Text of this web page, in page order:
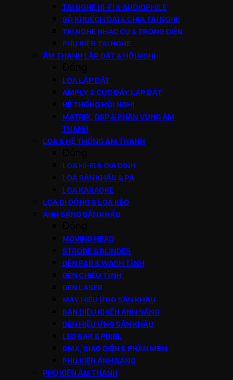
TAI NGHE HI-FI & AUDIOPHILE
BỘ KHUẾCH ĐẠI & CHIA TAI NGHE
TAI NGHE NHẠC CỤ & TRỐNG ĐIỆN
PHỤ KIỆN TAI NGHE
ÂM THANH LẮP ĐẶT & HỘI NGHỊ
LOA LẮP ĐẶT
AMPLY & CỤC ĐẨY LẮP ĐẶT
HỆ THỐNG HỘI NGHỊ
MATRIX, DSP & PHÂN VÙNG ÂM
THANH
LOA & HỆ THỐNG ÂM THANH
LOA HI-FI & GIA ĐÌNH
LOA SÂN KHẤU & PA
LOA KARAOKE
LOA DI ĐỘNG & LOA KÉO
ÁNH SÁNG SÂN KHẤU
MOVING HEAD
STROBE & BLINDER
ĐÈN PAR & WASH TĨNH
ĐÈN CHIẾU TĨNH
ĐÈN LASER
MÁY HIỆU ỨNG SÂN KHẤU
BÀN ĐIỀU KHIỂN ÁNH SÁNG
ĐÈN HIỆU ỨNG SÂN KHẤU
LED BAR & PIXEL
DMX, GIAO DIỆN & PHẦN MỀM
PHỤ KIỆN ÁNH SÁNG
PHỤ KIỆN ÂM THANH